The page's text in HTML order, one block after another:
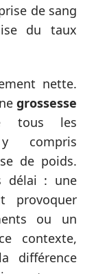
de sang
du taux
nette.
grossesse
tous les
compris
de poids.
délai : une
provoquer
ou un
contexte,
différence